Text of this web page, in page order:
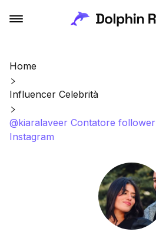
Home
Influencer Celebrità
@kiaralaveer Contatore
Instagram